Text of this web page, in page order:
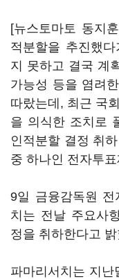
[뉴스토마토 동지
적분할을 추진했
지 못하고 결국 계
가능성 등을 염려
따랐는데, 최근 국
을 의식한 조치로
인적분할 결정 취
중 하나인 전자투
9일 금융감독원 전
치는 전날 주요사
정을 취하한다고
파마리서치는 지